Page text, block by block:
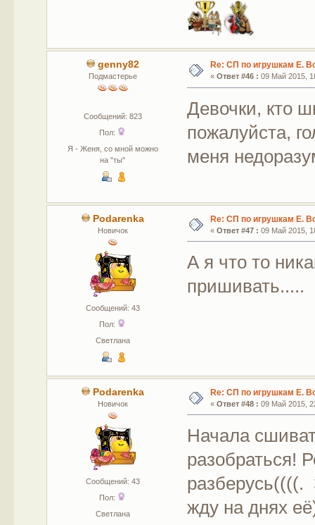
genny82
Подмастерье
Сообщений: 823
Пол:
Я - Женя, со мной можно
на "ты"
Re: СП по игрушкам Е.
« Ответ #46 : 09 Май 2015,
Девочки, кто
пожалуйста,
меня
Podarenka
Новичок
Сообщений: 43
Пол:
Светлана
Re: СП по игрушкам Е.
« Ответ #47 : 09 Май 2015,
А я что то
пришивать.....
Podarenka
Новичок
Сообщений: 43
Пол:
Светлана
Re: СП по игрушкам Е.
« Ответ #48 : 09 Май 2015,
Начала
разобраться!
разберусь((((.
жду на днях